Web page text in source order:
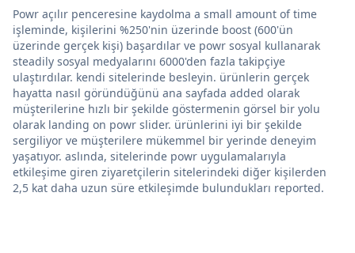
Powr açılır penceresine kaydolma a small amount of time
işleminde, kişilerini %250'nin üzerinde boost (600'ün
üzerinde gerçek kişi) başardılar ve powr sosyal kullanarak
steadily sosyal medyalarını 6000'den fazla takipçiye
ulaştırdılar. kendi sitelerinde besleyin. ürünlerin gerçek
hayatta nasıl göründüğünü ana sayfada added olarak
müşterilerine hızlı bir şekilde göstermenin görsel bir yolu
olarak landing on powr slider. ürünlerini iyi bir şekilde
sergiliyor ve müşterilere mükemmel bir yerinde deneyim
yaşatıyor. aslında, sitelerinde powr uygulamalarıyla
etkileşime giren ziyaretçilerin sitelerindeki diğer kişilerden
2,5 kat daha uzun süre etkileşimde bulundukları reported.